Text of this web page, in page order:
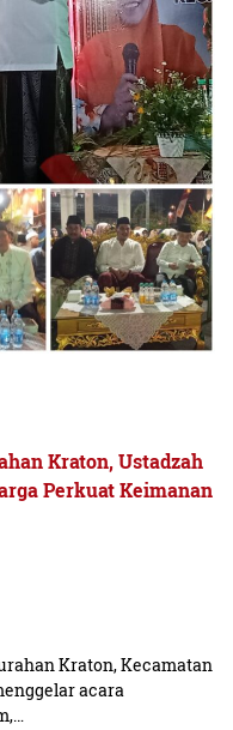
Kraton, Ustadzah
Perkuat Keimanan
Kraton, Kecamatan
acara